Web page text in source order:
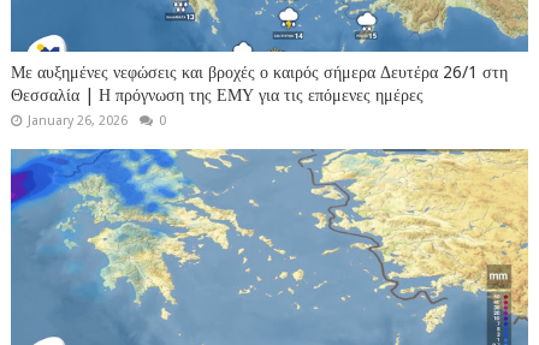
Με αυξημένες νεφώσεις και βροχές ο καιρός σήμερα Δευτέρα 26/1 στη
Θεσσαλία | Η πρόγνωση της ΕΜΥ για τις επόμενες ημέρες
January 26, 2026 0